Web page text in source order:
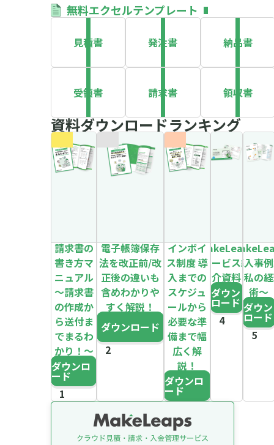
無料エクセルテンプレート
見積書 発注書 納品書
受領書 請求書 領収書
資料ダウンロードランキング
請求書の
書き方マ
ニュアル
～請求書
の作成か
ら送付ま
でまるわ
かり！～
ダウンロ
ード
電子帳簿保存
法を改正前/改
正後の違いも
含めわかりや
すく解説！
ダウンロード
インボイ
ス制度 導
入までの
スケジュ
ールから
必要な準
備まで幅
広く解
説！
ダウンロ
ード
MakeLeaps
サービス紹
介資料
ダウン
ロード
導入事
～私の
術～
ダウン
ロード